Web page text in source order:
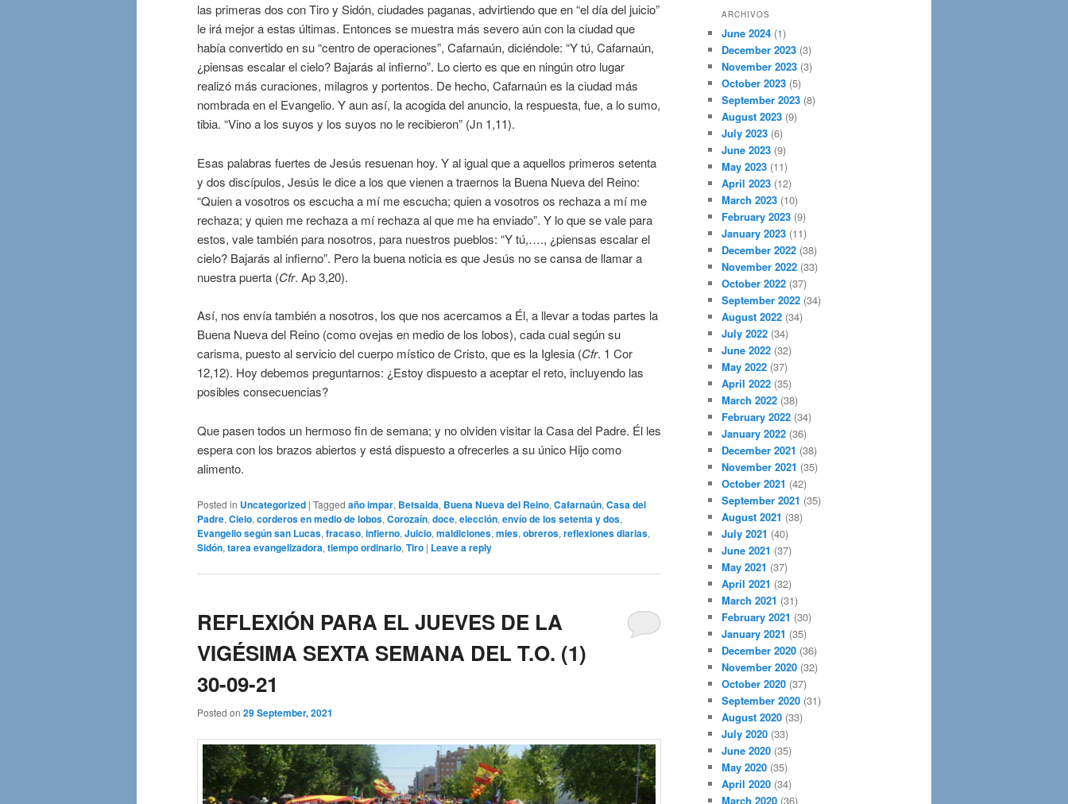
las primeras dos con Tiro y Sidón, ciudades paganas, advirtiendo que en “el día del juicio”
le irá mejor a estas últimas. Entonces se muestra más severo aún con la ciudad que
había convertido en su “centro de operaciones”, Cafarnaún, diciéndole: “Y tú, Cafarnaún,
¿piensas escalar el cielo? Bajarás al infierno”. Lo cierto es que en ningún otro lugar
realizó más curaciones, milagros y portentos. De hecho, Cafarnaún es la ciudad más
nombrada en el Evangelio. Y aun así, la acogida del anuncio, la respuesta, fue, a lo sumo,
tibia. “Vino a los suyos y los suyos no le recibieron” (Jn 1,11).
Esas palabras fuertes de Jesús resuenan hoy. Y al igual que a aquellos primeros setenta
y dos discípulos, Jesús le dice a los que vienen a traernos la Buena Nueva del Reino:
“Quien a vosotros os escucha a mí me escucha; quien a vosotros os rechaza a mí me
rechaza; y quien me rechaza a mí rechaza al que me ha enviado”. Y lo que se vale para
estos, vale también para nosotros, para nuestros pueblos: “Y tú,…., ¿piensas escalar el
cielo? Bajarás al infierno”. Pero la buena noticia es que Jesús no se cansa de llamar a
nuestra puerta (Cfr. Ap 3,20).
Así, nos envía también a nosotros, los que nos acercamos a Él, a llevar a todas partes la
Buena Nueva del Reino (como ovejas en medio de los lobos), cada cual según su
carisma, puesto al servicio del cuerpo místico de Cristo, que es la Iglesia (Cfr. 1 Cor
12,12). Hoy debemos preguntarnos: ¿Estoy dispuesto a aceptar el reto, incluyendo las
posibles consecuencias?
Que pasen todos un hermoso fin de semana; y no olviden visitar la Casa del Padre. Él les
espera con los brazos abiertos y está dispuesto a ofrecerles a su único Hijo como
alimento.
Posted in Uncategorized | Tagged año impar, Betsaida, Buena Nueva del Reino, Cafarnaún, Casa del
Padre, Cielo, corderos en medio de lobos, Corozaín, doce, elección, envío de los setenta y dos,
Evangelio según san Lucas, fracaso, infierno, Juicio, maldiciones, mies, obreros, reflexiones diarias,
Sidón, tarea evangelizadora, tiempo ordinario, Tiro | Leave a reply
REFLEXIÓN PARA EL JUEVES DE LA
VIGÉSIMA SEXTA SEMANA DEL T.O. (1)
30-09-21
Posted on 29 September, 2021
ARCHIVOS
June 2024 (1)
December 2023 (3)
November 2023 (3)
October 2023 (5)
September 2023 (8)
August 2023 (9)
July 2023 (6)
June 2023 (9)
May 2023 (11)
April 2023 (12)
March 2023 (10)
February 2023 (9)
January 2023 (11)
December 2022 (38)
November 2022 (33)
October 2022 (37)
September 2022 (34)
August 2022 (34)
July 2022 (34)
June 2022 (32)
May 2022 (37)
April 2022 (35)
March 2022 (38)
February 2022 (34)
January 2022 (36)
December 2021 (38)
November 2021 (35)
October 2021 (42)
September 2021 (35)
August 2021 (38)
July 2021 (40)
June 2021 (37)
May 2021 (37)
April 2021 (32)
March 2021 (31)
February 2021 (30)
January 2021 (35)
December 2020 (36)
November 2020 (32)
October 2020 (37)
September 2020 (31)
August 2020 (33)
July 2020 (33)
June 2020 (35)
May 2020 (35)
April 2020 (34)
March 2020 (36)